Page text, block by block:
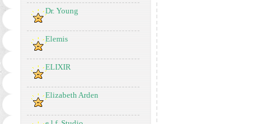
Dr. Young
Elemis
ELIXIR
Elizabeth Arden